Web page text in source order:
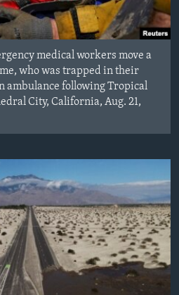
medical workers move a
who was trapped in their
ambulance following Tropical
City, California, Aug. 21,